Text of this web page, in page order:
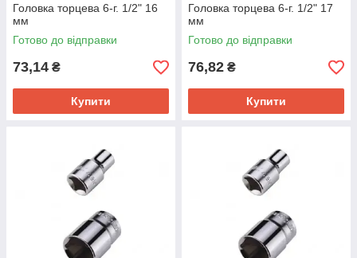
Головка торцева 6-г. 1/2" 16
мм
Готово до відправки
73,14 ₴
Купити
Головка торцева 6-г. 1/2" 17
мм
Готово до відправки
76,82 ₴
Купити